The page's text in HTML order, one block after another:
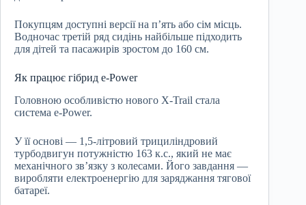
Покупцям доступні версії на п’ять або сім місць.
Водночас третій ряд сидінь найбільше підходить
для дітей та пасажирів зростом до 160 см.
Як працює гібрид e-Power
Головною особливістю нового X-Trail стала
система e-Power.
У її основі — 1,5-літровий трициліндровий
турбодвигун потужністю 163 к.с., який не має
механічного зв’язку з колесами. Його завдання —
виробляти електроенергію для заряджання тягової
батареї.